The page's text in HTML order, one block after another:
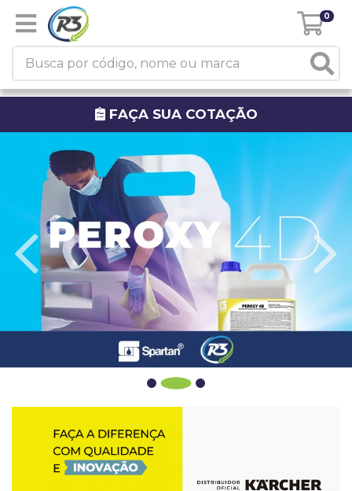
0
FAÇA SUA COTAÇÃO